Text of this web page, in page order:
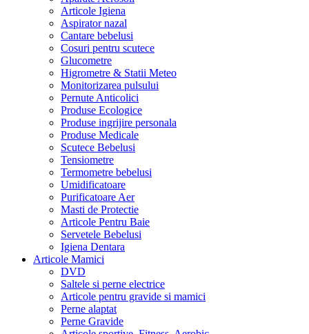
Articole Igiena
Aspirator nazal
Cantare bebelusi
Cosuri pentru scutece
Glucometre
Higrometre & Statii Meteo
Monitorizarea pulsului
Pernute Anticolici
Produse Ecologice
Produse ingrijire personala
Produse Medicale
Scutece Bebelusi
Tensiometre
Termometre bebelusi
Umidificatoare
Purificatoare Aer
Masti de Protectie
Articole Pentru Baie
Servetele Bebelusi
Igiena Dentara
Articole Mamici
DVD
Saltele si perne electrice
Articole pentru gravide si mamici
Perne alaptat
Perne Gravide